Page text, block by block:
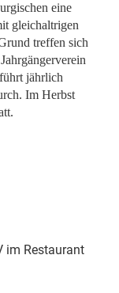
eine
gleichaltrigen
treffen sich
jährlich
Im Herbst
im Restaurant